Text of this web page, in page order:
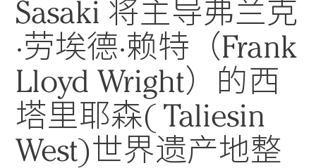
Sasaki 将主导弗兰克
·劳埃德·赖特（Frank
Lloyd Wright）的西
塔里耶森( Taliesin
West)世界遗产地整